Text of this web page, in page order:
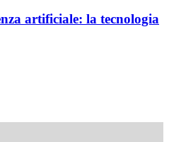
artificiale: la tecnologia